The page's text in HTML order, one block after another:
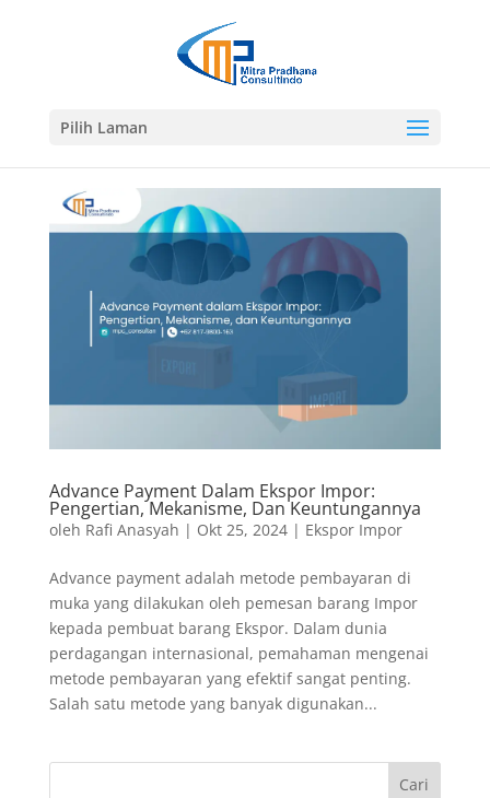
Pilih Laman
Advance Payment Dalam Ekspor Impor:
Pengertian, Mekanisme, Dan Keuntungannya
oleh Rafi Anasyah | Okt 25, 2024| Ekspor Impor
Advance payment adalah metode pembayaran di
muka yang dilakukan oleh pemesan barang Impor
kepada pembuat barang Ekspor. Dalam dunia
perdagangan internasional, pemahaman mengenai
metode pembayaran yang efektif sangat penting.
Salah satu metode yang banyak digunakan...